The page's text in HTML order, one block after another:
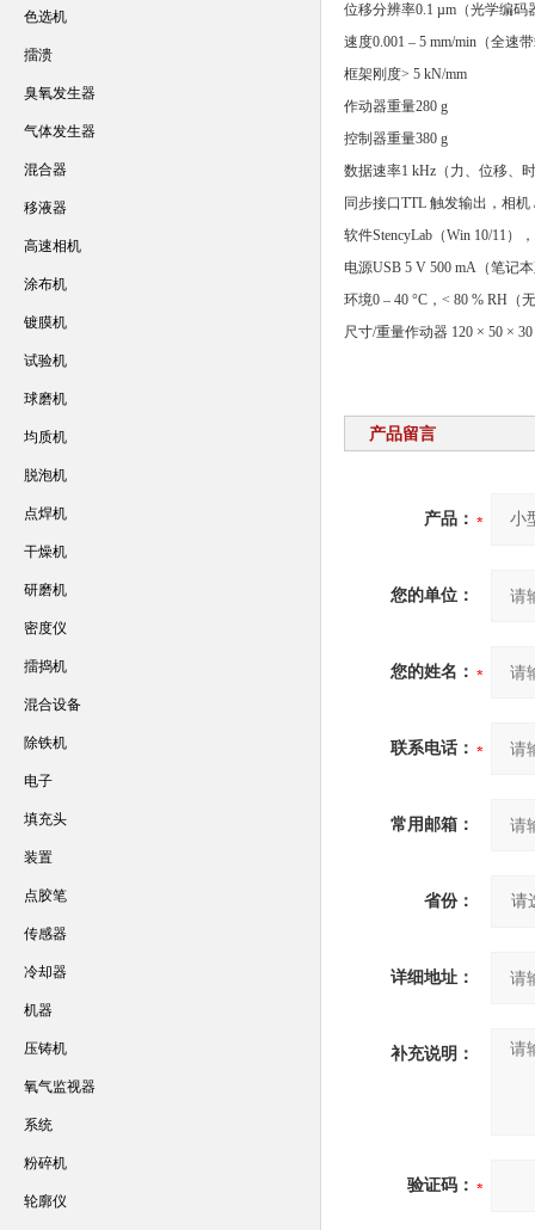
位移分辨率0.1 µm（光学编码
速度0.001 – 5 mm/min（全速
框架刚度> 5 kN/mm
作动器重量280 g
控制器重量380 g
数据速率1 kHz（力、位移、
同步接口TTL 触发输出，相机
软件StencyLab（Win 10/11）
电源USB 5 V 500 mA（笔记
环境0 – 40 °C，< 80 % RH（
尺寸/重量作动器 120 × 50 ×
产品留言
产品：
您的单位：
您的姓名：
联系电话：
常用邮箱：
省份：
详细地址：
补充说明：
验证码：
色选机
擂溃
臭氧发生器
气体发生器
混合器
移液器
高速相机
涂布机
镀膜机
试验机
球磨机
均质机
脱泡机
点焊机
干燥机
研磨机
密度仪
擂捣机
混合设备
除铁机
电子
填充头
装置
点胶笔
传感器
冷却器
机器
压铸机
氧气监视器
系统
粉碎机
轮廓仪